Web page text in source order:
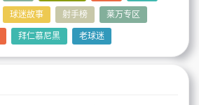
球迷故事 射手榜 莱万专区
拜仁慕尼黑 老球迷